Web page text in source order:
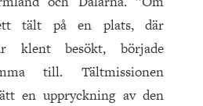
tält på en plats, där
klent besökt, började
till. Tältmissionen
en uppryckning av den